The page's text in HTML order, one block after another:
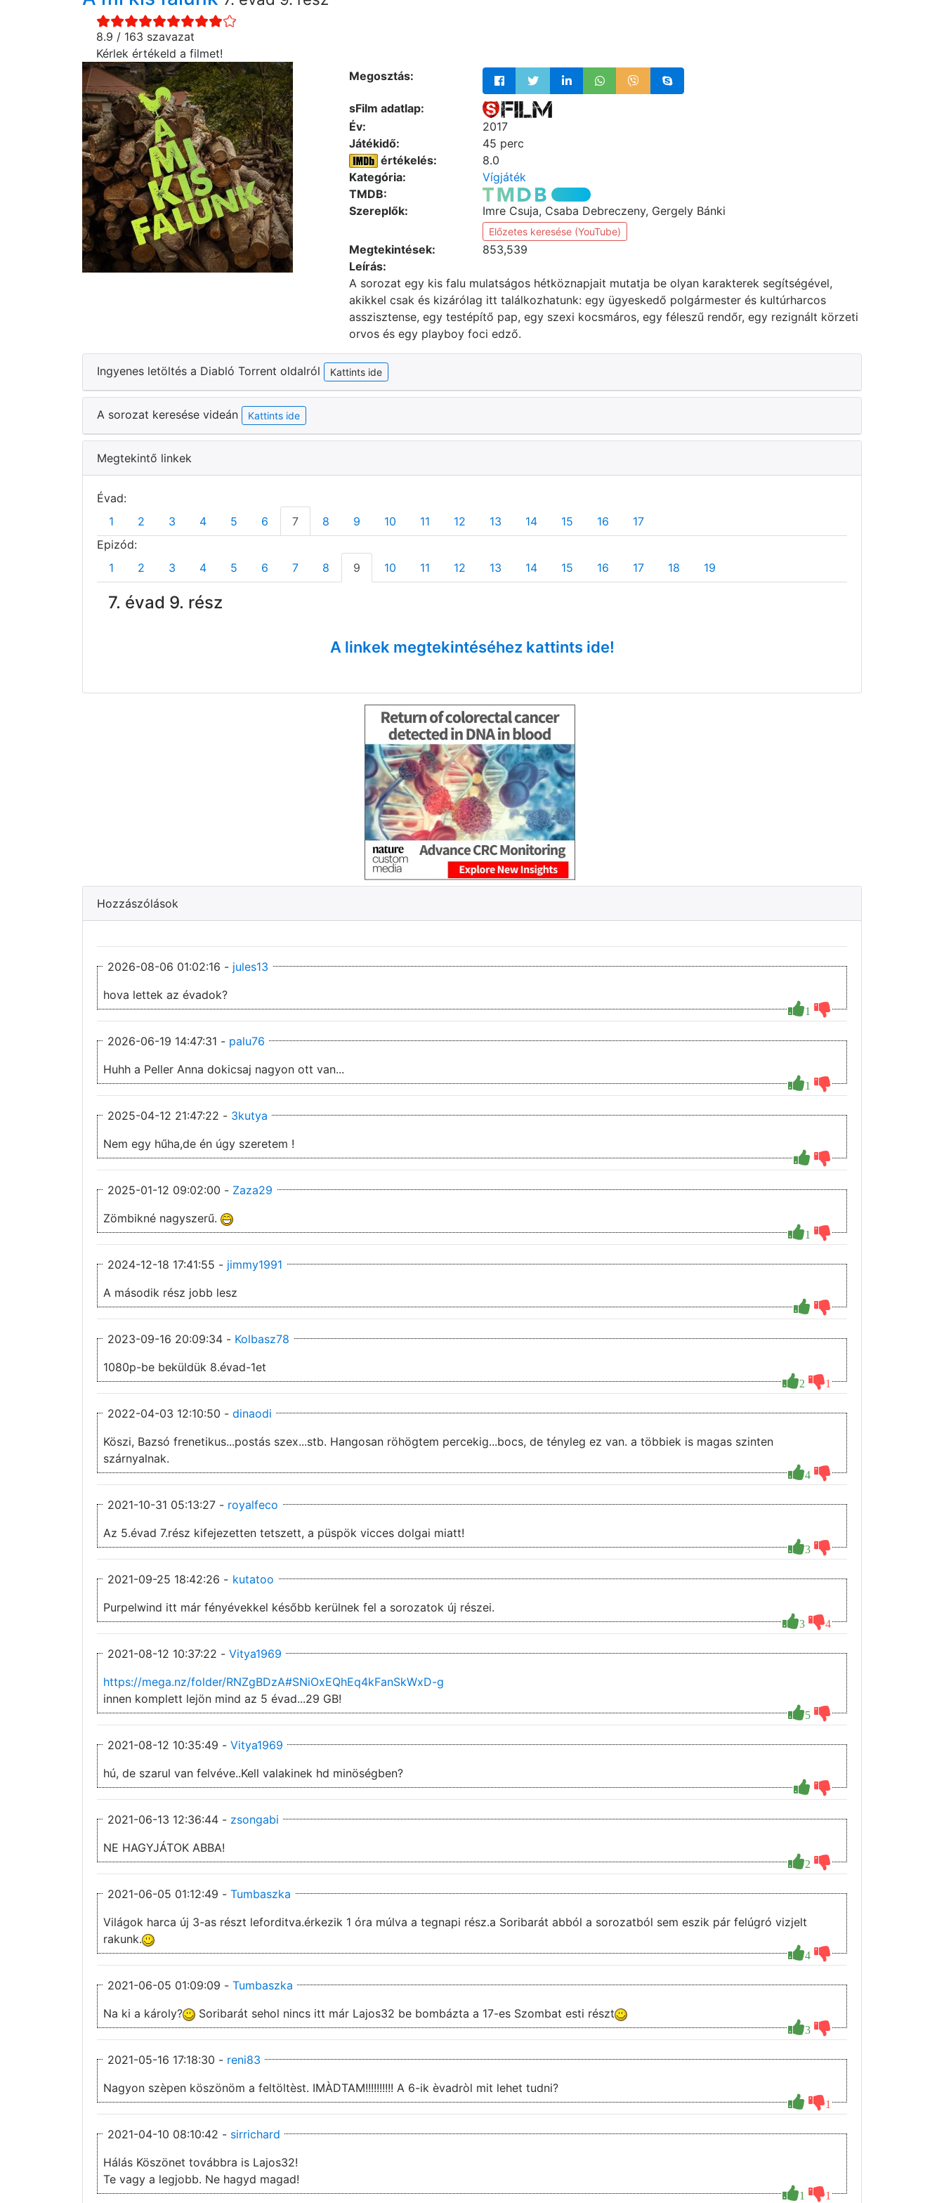
8.9 / 163 szavazat
Kérlek értékeld a filmet!
Megosztás:
sFilm adatlap:
Év:
2017
Játékidő:
45 perc
értékelés:
8.0
Kategória:
Vígjáték
TMDB:
Szereplők:
Imre Csuja, Csaba Debreczeny, Gergely Bánki
Előzetes keresése (YouTube)
Megtekintések:
853,539
Leírás:
A sorozat egy kis falu mulatságos hétköznapjait mutatja be olyan karakterek segítségével,
akikkel csak és kizárólag itt találkozhatunk: egy ügyeskedő polgármester és kultúrharcos
asszisztense, egy testépítő pap, egy szexi kocsmáros, egy féleszű rendőr, egy rezignált körzeti
orvos és egy playboy foci edző.
Ingyenes letöltés a Diabló Torrent oldalról Kattints ide
A sorozat keresése videán Kattints ide
Megtekintő linkek
Évad:
1
2 3 4 5 6 7 8 9 10 11 12 13 14 15 16
17
Epizód:
1
2 3 4 5 6 7 8 9 10 11 12 13 14 15 16 17 18 19
7. évad 9. rész
A linkek megtekintéséhez kattints ide!
Hozzászólások
2026-08-06 01:02:16 - jules13
1
hova lettek az évadok?
2026-06-19 14:47:31 - palu76
1
Huhh a Peller Anna dokicsaj nagyon ott van...
2025-04-12 21:47:22 - 3kutya
Nem egy hűha,de én úgy szeretem !
2025-01-12 09:02:00 - Zaza29
1
Zömbikné nagyszerű.
2024-12-18 17:41:55 - jimmy1991
A második rész jobb lesz
2023-09-16 20:09:34 - Kolbasz78
2 1
1080p-be beküldük 8.évad-1et
2022-04-03 12:10:50 - dinaodi
4
Köszi, Bazsó frenetikus...postás szex...stb. Hangosan röhögtem percekig...bocs, de tényleg ez van. a többiek is magas szinten
szárnyalnak.
2021-10-31 05:13:27 - royalfeco
3
Az 5.évad 7.rész kifejezetten tetszett, a püspök vicces dolgai miatt!
2021-09-25 18:42:26 - kutatoo
3 4
Purpelwind itt már fényévekkel később kerülnek fel a sorozatok új részei.
2021-08-12 10:37:22 - Vitya1969
5
https://mega.nz/folder/RNZgBDzA#SNiOxEQhEq4kFanSkWxD-g
innen komplett lejön mind az 5 évad...29 GB!
2021-08-12 10:35:49 - Vitya1969
hú, de szarul van felvéve..Kell valakinek hd minöségben?
2021-06-13 12:36:44 - zsongabi
2
NE HAGYJÁTOK ABBA!
2021-06-05 01:12:49 - Tumbaszka
4
Világok harca új 3-as részt leforditva.érkezik 1 óra múlva a tegnapi rész.a Soribarát abból a sorozatból sem eszik pár felúgró vizjelt
rakunk.
2021-06-05 01:09:09 - Tumbaszka
3
Na ki a károly? Soribarát sehol nincs itt már Lajos32 be bombázta a 17-es Szombat esti részt
2021-05-16 17:18:30 - reni83
1
Nagyon szèpen köszönöm a feltöltèst. IMÀDTAM!!!!!!!!!! A 6-ik èvadròl mit lehet tudni?
2021-04-10 08:10:42 - sirrichard
1 1
Hálás Köszönet továbbra is Lajos32!
Te vagy a legjobb. Ne hagyd magad!